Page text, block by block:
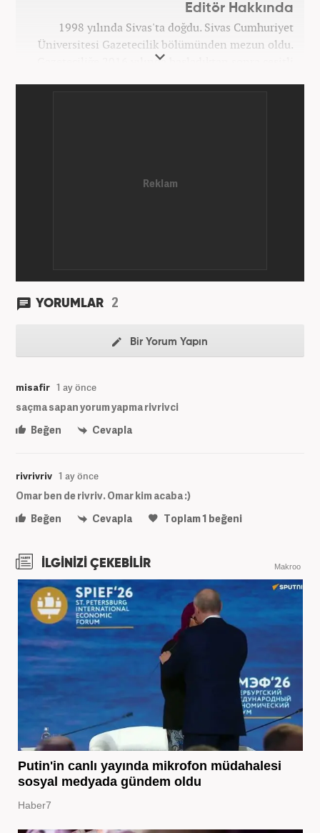
Editör Hakkında
1998 yılında Sivas'ta doğdu. Sivas Cumhuriyet
Üniversitesi Gazetecilik bölümünden mezun oldu.
Gazeteciliğe 2016 yılında başladıktan sonra çeşitli
YORUMLAR 2
Bir Yorum Yapın
misafir 1 ay önce
saçma sapan yorum yapma rivrivci
Beğen
Cevapla
rivrivriv 1 ay önce
Omar ben de rivriv. Omar kim acaba :)
Beğen
Cevapla Toplam1 beğeni
İLGİNİZİ ÇEKEBİLİR Makroo
Putin'in canlı yayında mikrofon müdahalesi
sosyal medyada gündem oldu
Haber7